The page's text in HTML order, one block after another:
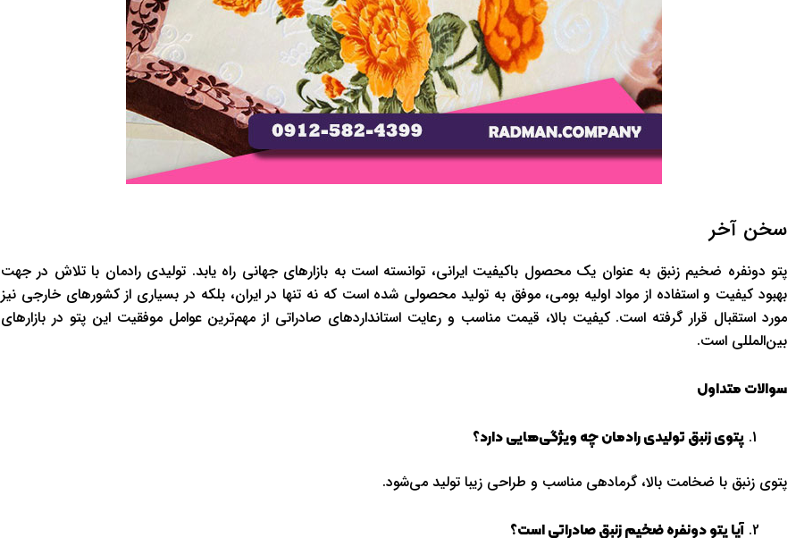
سخن آخر
پتو دونفره ضخیم زنبق به عنوان یک محصول باکیفیت ایرانی، توانسته است به بازارهای جهانی راه یابد. تولیدی رادمان با تلاش در جهت
بهبود کیفیت و استفاده از مواد اولیه بومی، موفق به تولید محصولی شده است که نه تنها در ایران، بلکه در بسیاری از کشورهای خارجی نیز
مورد استقبال قرار گرفته است. کیفیت بالا، قیمت مناسب و رعایت استانداردهای صادراتی از مهم‌ترین عوامل موفقیت این پتو در بازارهای
بین‌المللی است.
سوالات متداول
پتوی زنبق تولیدی رادمان چه ویژگی‌هایی دارد؟
پتوی زنبق با ضخامت بالا، گرمادهی مناسب و طراحی زیبا تولید می‌شود.
آیا پتو دونفره ضخیم زنبق صادراتی است؟